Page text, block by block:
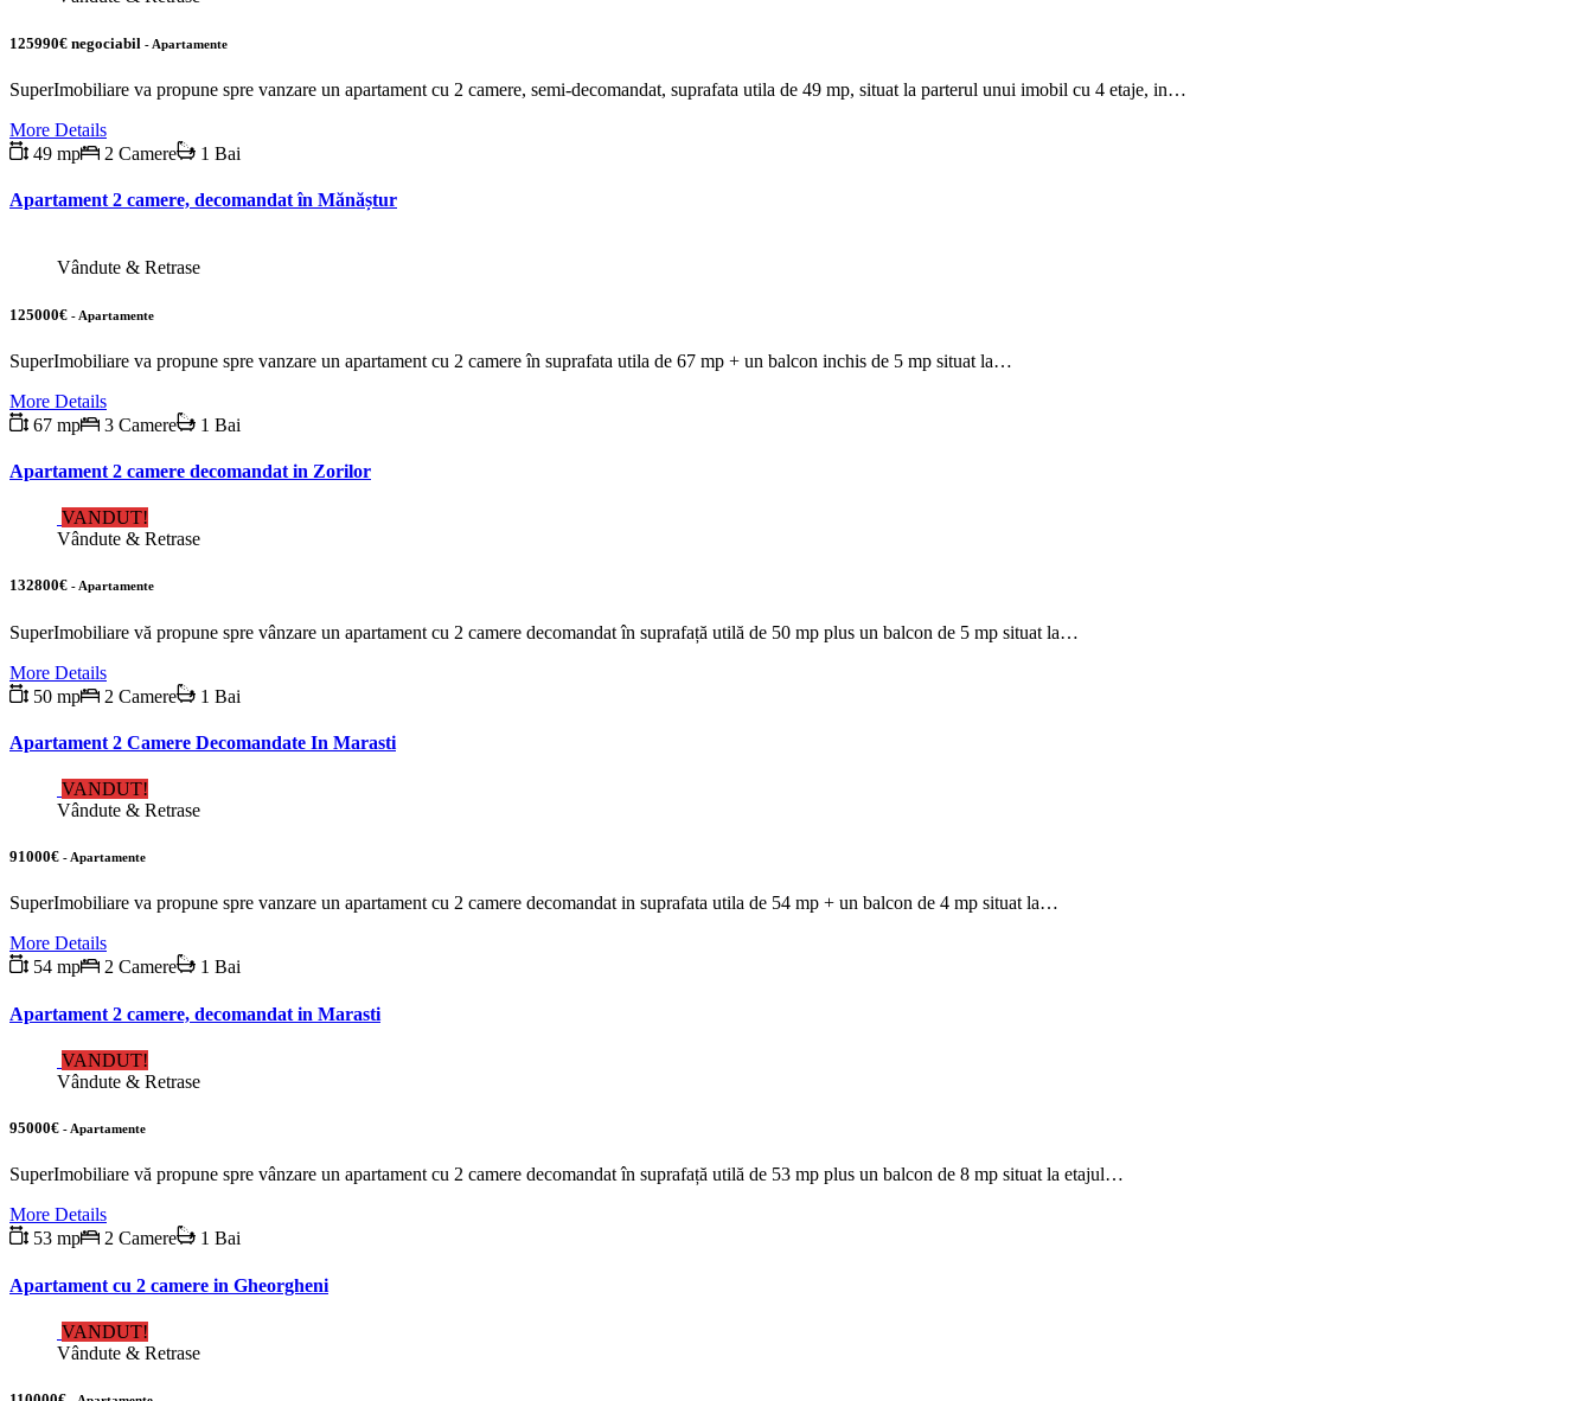
125990€ negociabil - Apartamente
SuperImobiliare va propune spre vanzare un apartament cu 2 camere, semi-decomandat, suprafata utila de 49 mp, situat la parterul unui imobil cu 4 etaje, in…
More Details
49 mp
2 Camere 1 Bai
Apartament 2 camere, decomandat în Mănăștur
Vândute & Retrase
125000€ - Apartamente
SuperImobiliare va propune spre vanzare un apartament cu 2 camere în suprafata utila de 67 mp + un balcon inchis de 5 mp situat la…
More Details
67 mp
3 Camere 1 Bai
Apartament 2 camere decomandat in Zorilor
VANDUT!
Vândute & Retrase
132800€ - Apartamente
SuperImobiliare vă propune spre vânzare un apartament cu 2 camere decomandat în suprafață utilă de 50 mp plus un balcon de 5 mp situat la…
More Details
50 mp
2 Camere 1 Bai
Apartament 2 Camere Decomandate In Marasti
VANDUT!
Vândute & Retrase
91000€ - Apartamente
SuperImobiliare va propune spre vanzare un apartament cu 2 camere decomandat in suprafata utila de 54 mp + un balcon de 4 mp situat la…
More Details
54 mp
2 Camere 1 Bai
Apartament 2 camere, decomandat in Marasti
VANDUT!
Vândute & Retrase
95000€ - Apartamente
SuperImobiliare vă propune spre vânzare un apartament cu 2 camere decomandat în suprafață utilă de 53 mp plus un balcon de 8 mp situat la etajul…
More Details
53 mp
2 Camere 1 Bai
Apartament cu 2 camere in Gheorgheni
VANDUT!
Vândute & Retrase